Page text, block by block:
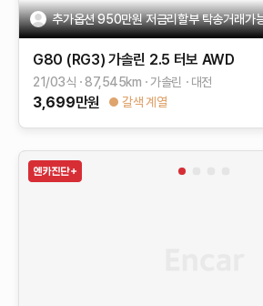
추가옵션 950만원 저금리할부 탁송거래가능 시
G80 (RG3) 가솔린 2.5 터보 AWD
21/03식 87,545km 가솔린 대전
3,699만원 갈색 계열